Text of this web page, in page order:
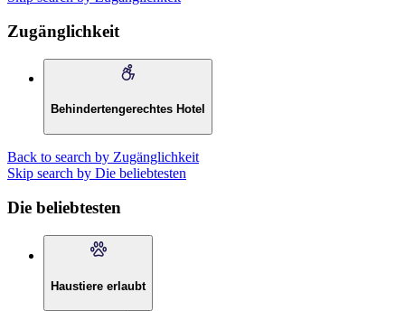
Zugänglichkeit
Behindertengerechtes Hotel
Back to search by Zugänglichkeit
Skip search by Die beliebtesten
Die beliebtesten
Haustiere erlaubt